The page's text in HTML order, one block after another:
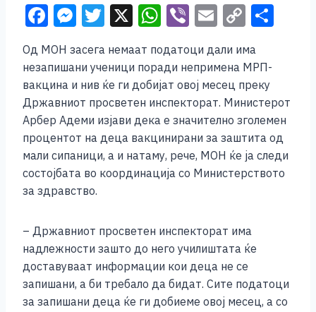
F
a
c
e
b
o
o
k
M
ss
e
n
g
er
T
tt
er
X W
at
s
A
p
p
Vi
er
E
ai
l
C
p
y
Li
n
k
Од МОН засега немаат податоци дали има
незапишани ученици поради непримена МРП-
вакцина и нив ќе ги добијат овој месец преку
Државниот просветен инспекторат. Министерот
Арбер Адеми изјави дека е значително зголемен
процентот на деца вакцинирани за заштита од
мали сипаници, а и натаму, рече, МОН ќе ја следи
состојбата во координација со Министерството
за здравство.
– Државниот просветен инспекторат има
надлежности зашто до него училиштата ќе
доставуваат информации кои деца не се
запишани, а би требало да бидат. Сите податоци
за запишани деца ќе ги добиеме овој месец, а со